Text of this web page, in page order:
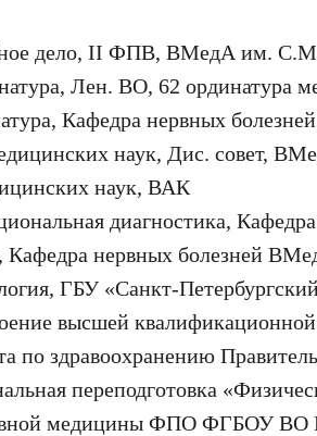
дело, II ФПВ, ВМедА им.
Лен. ВО, 62 ординатура
Кафедра нервных
наук, Дис. совет,
наук, ВАК
диагностика,
Кафедра нервных болезней
ГБУ «Санкт-
высшей квалификационной
по здравоохранению
переподготовка
медицины ФПО ФГБОУ